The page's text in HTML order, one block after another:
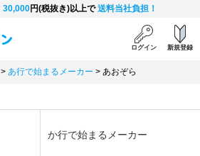
30,000円(税抜き)以上で送料当社負担！
ログイン 新規登録
> あ行で始まるメーカー > あおぞら
か行で始まるメーカー